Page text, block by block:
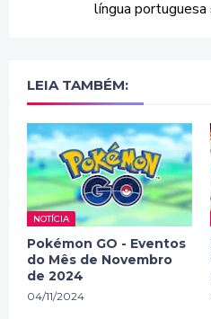
língua portuguesa
LEIA TAMBÉM:
NOTÍCIA
Pokémon GO - Eventos
do Mês de Novembro
de 2024
04/11/2024